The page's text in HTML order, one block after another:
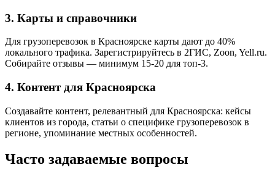
3. Карты и справочники
Для грузоперевозок в Красноярске карты дают до 40%
локального трафика. Зарегистрируйтесь в 2ГИС, Zoon, Yell.ru.
Собирайте отзывы — минимум 15-20 для топ-3.
4. Контент для Красноярска
Создавайте контент, релевантный для Красноярска: кейсы
клиентов из города, статьи о специфике грузоперевозок в
регионе, упоминание местных особенностей.
Часто задаваемые вопросы